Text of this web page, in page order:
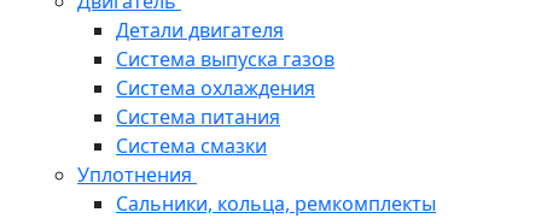
Детали двигателя
Система выпуска газов
Система охлаждения
Система питания
Система смазки
Уплотнения
Сальники, кольца, ремкомплекты